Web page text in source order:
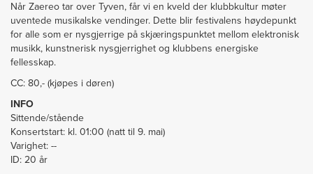
Når Zaereo tar over Tyven, får vi en kveld der klubbkultur møter
uventede musikalske vendinger. Dette blir festivalens høydepunkt
for alle som er nysgjerrige på skjæringspunktet mellom elektronisk
musikk, kunstnerisk nysgjerrighet og klubbens energiske
fellesskap.
CC: 80,- (kjøpes i døren)
INFO
Sittende/stående
Konsertstart: kl. 01:00 (natt til 9. mai)
Varighet: --
ID: 20 år